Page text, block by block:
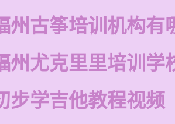
州古筝培训机构有
州尤克里里培训学
步学吉他教程视频